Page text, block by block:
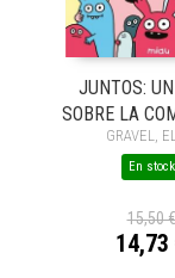
JUNTOS:
SOBRE LA
GRAVEL,
En stock
15,50 €
14,73